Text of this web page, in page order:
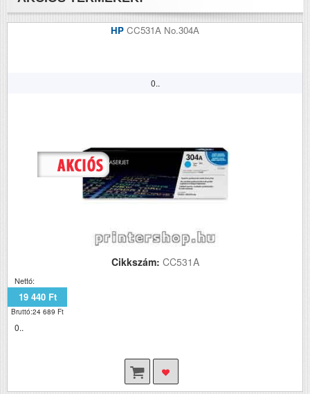
HP CC531A No.304A
0..
Cikkszám: CC531A
Nettó:
19 440 Ft
Bruttó:24 689 Ft
0..